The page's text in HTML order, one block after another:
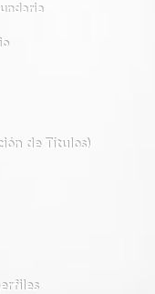
de Títulos)